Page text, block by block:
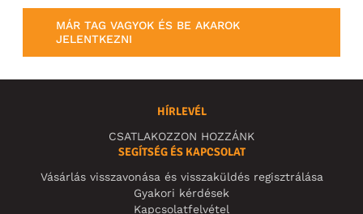
MÁR TAG VAGYOK ÉS BE AKAROK
JELENTKEZNI
HÍRLEVÉL
CSATLAKOZZON HOZZÁNK
SEGÍTSÉG ÉS KAPCSOLAT
Vásárlás visszavonása és visszaküldés regisztrálása
Gyakori kérdések
Kapcsolatfelvétel